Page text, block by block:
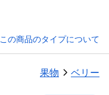
この商品のタイプについて
果物 ベリー